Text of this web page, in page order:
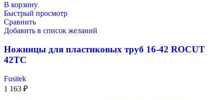
В корзину
Быстрый просмотр
Сравнить
Добавить в список желаний
Ножницы для пластиковых труб 16-42 ROCUT
42TC
Fusitek
1 163 ₽